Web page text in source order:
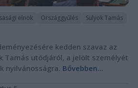
elnök Országgyűlés
Sulyok Tamás
kedden szavaz az
Tamás utódjáról, a jelölt személyét
nyilvánosságra. Bővebben...